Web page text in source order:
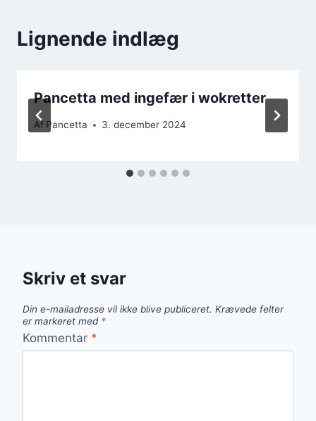
Lignende indlæg
Pancetta med ingefær i wokretter
Af Pancetta 3. december 2024
Skriv et svar
Din e-mailadresse vil ikke blive publiceret. Krævede felter
er markeret med *
Kommentar *